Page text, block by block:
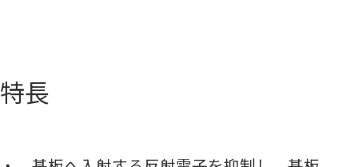
特長